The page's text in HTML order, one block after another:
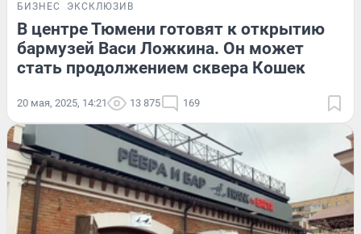
БИЗНЕС ЭКСКЛЮЗИВ
В центре Тюмени готовят к открытию
бармузей Васи Ложкина. Он может
стать продолжением сквера Кошек
20 мая, 2025, 14:21 13 875 169